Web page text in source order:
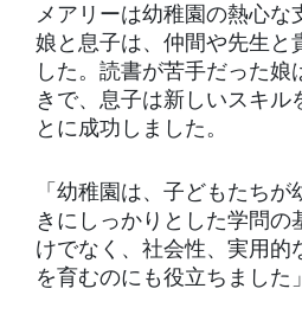
メアリーは幼稚園の熱心な
娘と息子は、仲間や先生と
した。読書が苦手だった
きで、息子は新しいスキル
とに成功しました。
「幼稚園は、子どもたち
きにしっかりとした学問の
けでなく、社会性、実用的
を育むのにも役立ちました